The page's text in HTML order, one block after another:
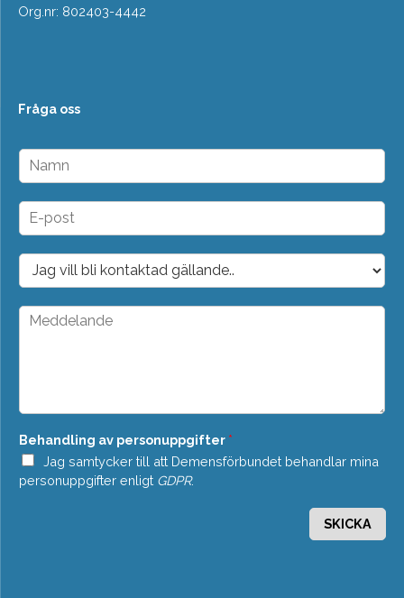
Org.nr: 802403-4442
Fråga oss
N
m
n
E
p
o
t
*
D
o
p
M
a
d
e
*
Behandling av personuppgifter *
Jag samtycker till att Demensförbundet behandlar mina
personuppgifter enligt GDPR.
SKICKA